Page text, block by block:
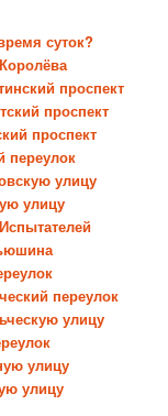
суток?
проспект
проспект
проспект
переулок
улицу
улицу
переулок
улицу
улицу
улицу